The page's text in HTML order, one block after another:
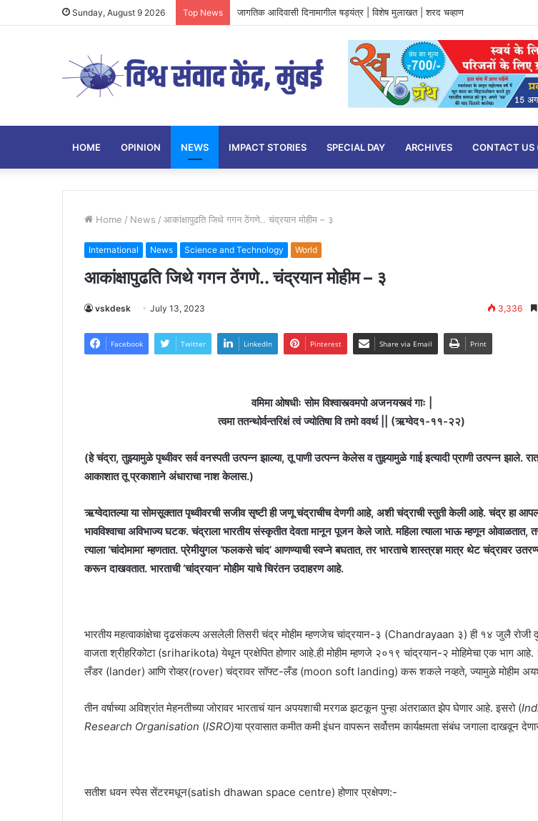
Sunday, August 9 2026 Top News जागतिक आदिवासी दिनामागील षड्यंत्र | विशेष मुलाखत | शरद चव्हाण
HOME OPINION NEWS IMPACT STORIES SPECIAL DAY ARCHIVES CONTACT US
Home / News / आकांक्षापुढति जिथे गगन ठेंगणे.. चंद्रयान मोहीम – ३
International News Science and Technology World
आकांक्षापुढति जिथे गगन ठेंगणे.. चंद्रयान मोहीम – ३
vskdesk July 13, 2023 3,336
Facebook Twitter LinkedIn Pinterest Share via Email Print
वमिमा ओषधीः सोम विश्वास्त्वमपो अजनयस्त्वं गाः |
त्वमा ततन्थोर्वन्तरिक्षं त्वं ज्योतिषा वि तमो ववर्थ || (ऋग्वेद१-११-२२)
(हे चंद्रा, तुझ्यामुळे पृथ्वीवर सर्व वनस्पती उत्पन्न झाल्या, तू पाणी उत्पन्न केलेस व तुझ्यामुळे गाई इत्यादी प्राणी उत्पन्न झाले.
आकाशात तू प्रकाशाने अंधाराचा नाश केलास.)
ऋग्वेदातल्या या सोमसूक्तात पृथ्वीवरची सजीव सृष्टी ही जणू चंद्राचीच देणगी आहे, अशी चंद्राची स्तुती केली आहे. चंद्र हा
भावविश्वाचा अविभाज्य घटक. चंद्राला भारतीय संस्कृतीत देवता मानून पूजन केले जाते. महिला त्याला भाऊ म्हणून ओवाळतात,
त्याला ‘चांदोमामा’ म्हणतात. प्रेमीयुगल ‘फलकसे चांद’ आणण्याची स्वप्ने बघतात, तर भारताचे शास्त्रज्ञ मात्र थेट चंद्रावर
करून दाखवतात. भारताची ‘चांद्रयान’ मोहीम याचे चिरंतन उदाहरण आहे.
भारतीय महत्वाकांक्षेचा दृढसंकल्प असलेली तिसरी चंद्र मोहीम म्हणजेच चांद्रयान-३ (Chandrayaan ३) ही १४ जुलै रोजी
वाजता श्रीहरिकोटा (sriharikota) येथून प्रक्षेपित होणार आहे.ही मोहीम म्हणजे २०१९ चांद्रयान-२ मोहिमेचा एक भाग
लँडर (lander) आणि रोव्हर(rover) चंद्रावर सॉफ्ट-लँड (moon soft landing) करू शकले नव्हते, ज्यामुळे मोहीम
तीन वर्षाच्या अविश्रांत मेहनतीच्या जोरावर भारताचं यान अपयशाची मरगळ झटकून पुन्हा अंतराळात झेप घेणार आहे. इसरो (
Research Organisation (ISRO)या प्रवासात कमीत कमी इंधन वापरून सर्वोत्तम कार्यक्षमता संबंध जगाला दाखवून
सतीश धवन स्पेस सेंटरमधून(satish dhawan space centre) होणार प्रक्षेपण:-